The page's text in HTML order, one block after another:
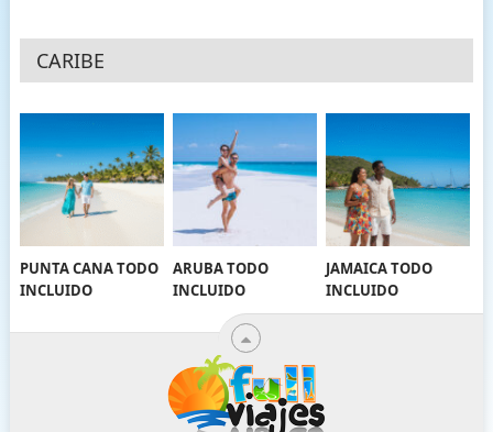
CARIBE
PUNTA CANA TODO
INCLUIDO
ARUBA TODO
INCLUIDO
JAMAICA TODO
INCLUIDO